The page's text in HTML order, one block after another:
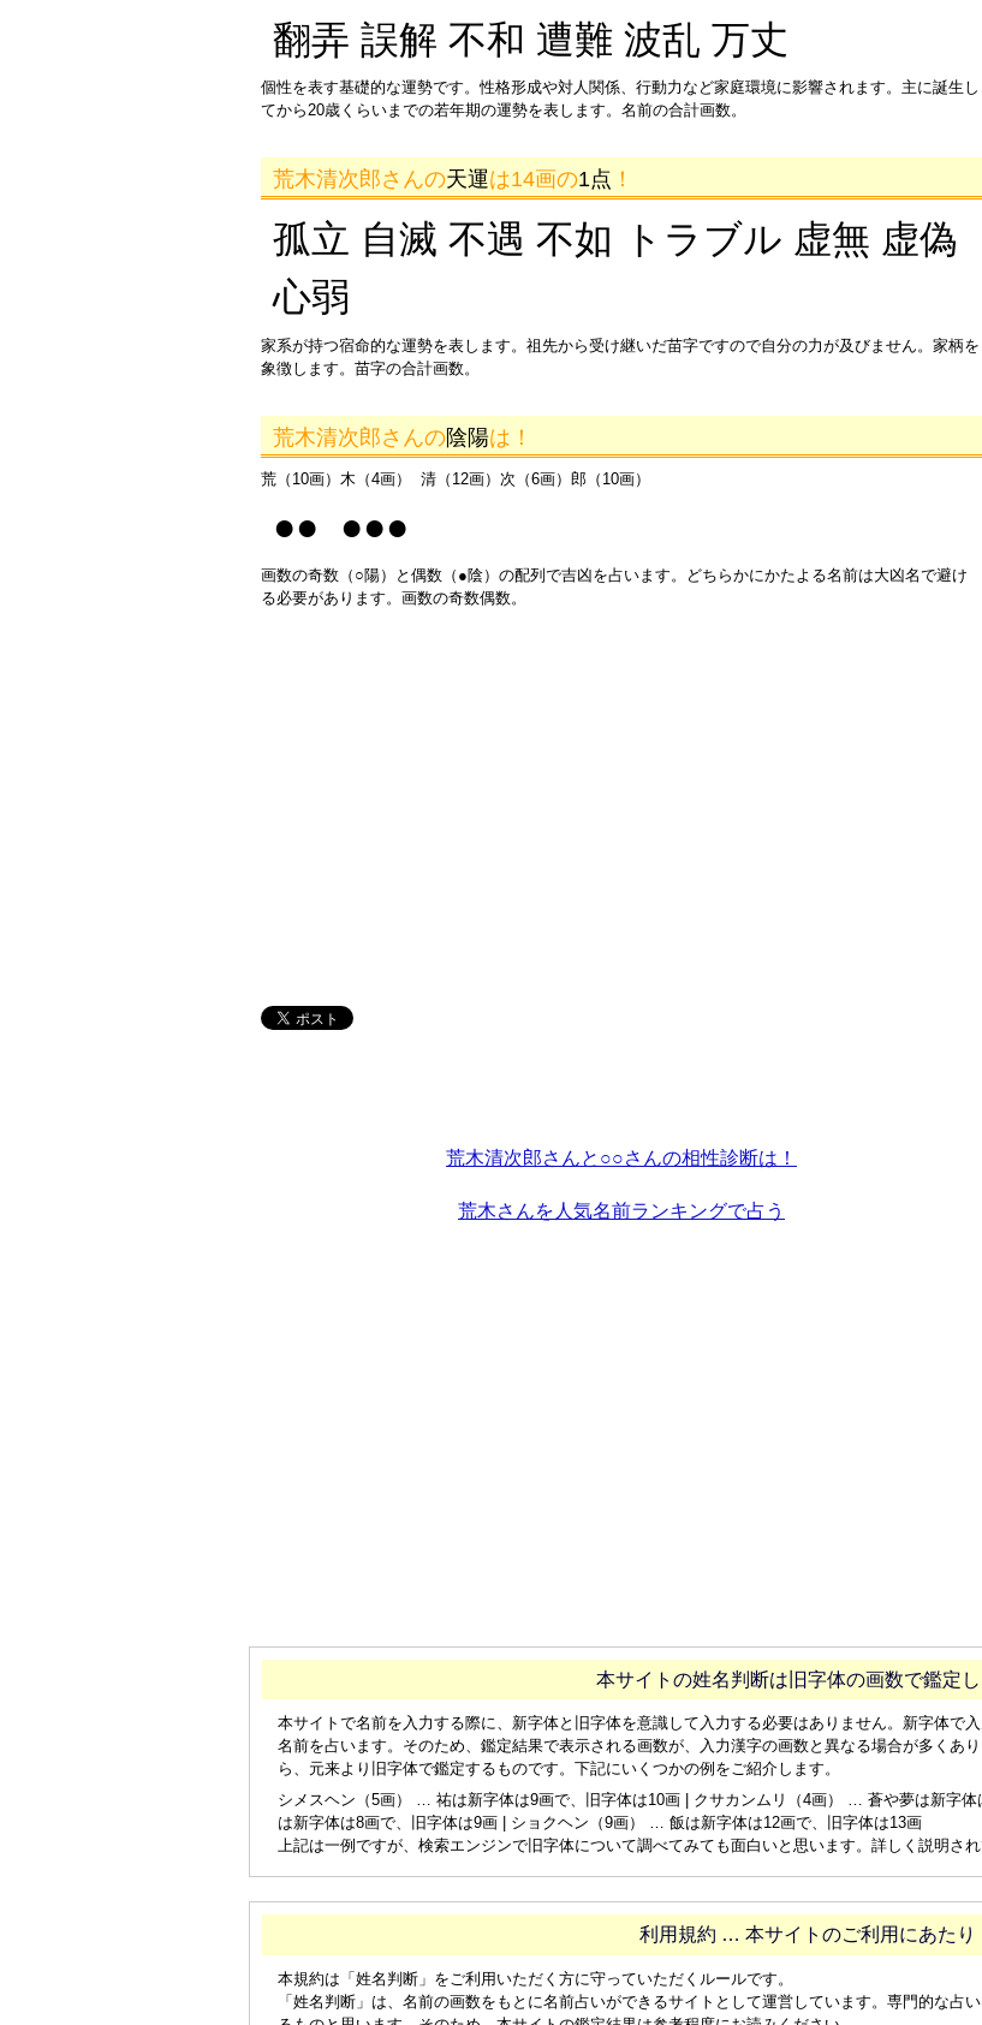
翻弄 誤解 不和 遭難 波乱 万丈
個性を表す基礎的な運勢です。性格形成や対人関係、行動力など家庭環境に影響されます。主に誕生し
てから20歳くらいまでの若年期の運勢を表します。名前の合計画数。
荒木清次郎さんの天運は14画の1点 ！
孤立 自滅 不遇 不如 トラブル 虚無 虚偽
心弱
家系が持つ宿命的な運勢を表します。祖先から受け継いだ苗字ですので自分の力が及びません。家柄を
象徴します。苗字の合計画数。
荒木清次郎さんの陰陽は！
荒（10画）木（4画） 清（12画）次（6画）郎（10画）
●● ●●●
画数の奇数（○陽）と偶数（●陰）の配列で吉凶を占います。どちらかにかたよる名前は大凶名で避け
る必要があります。画数の奇数偶数。
荒木清次郎さんと○○さんの相性診断は！
荒木さんを人気名前ランキングで占う
本サイトの姓名判断は旧字体の画数で鑑定
本サイトで名前を入力する際に、新字体と旧字体を意識して入力する必要はありません。新字体で
名前を占います。そのため、鑑定結果で表示される画数が、入力漢字の画数と異なる場合が多くあ
ら、元来より旧字体で鑑定するものです。下記にいくつかの例をご紹介します。
シメスヘン（5画） … 祐は新字体は9画で、旧字体は10画 | クサカンムリ（4画） … 蒼や夢は新字
は新字体は8画で、旧字体は9画 | ショクヘン（9画） … 飯は新字体は12画で、旧字体は13画
上記は一例ですが、検索エンジンで旧字体について調べてみても面白いと思います。詳しく説明さ
利用規約 … 本サイトのご利用にあたり
本規約は「姓名判断」をご利用いただく方に守っていただくルールです。
「姓名判断」は、名前の画数をもとに名前占いができるサイトとして運営しています。専門的な占